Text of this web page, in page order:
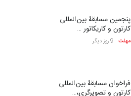
پنجمین مسابقۀ بین‌المللی
کارتون و کاریکاتور …
مهلت 9 روز دیگر
فراخوان مسابقۀ بین‌المللی
کارتون و تصویرگری،…